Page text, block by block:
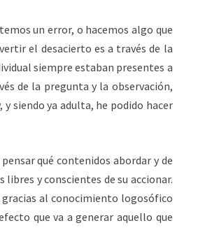
un error, o hacemos algo que
el desacierto es a través de la
siempre estaban presentes a
de la pregunta y la observación,
siendo ya adulta, he podido hacer
qué contenidos abordar y de
y conscientes de su accionar.
al conocimiento logosófico
que va a generar aquello que